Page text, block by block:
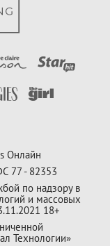
Онлайн
77 - 82353
по надзору в
и массовых
18+
Технологии»